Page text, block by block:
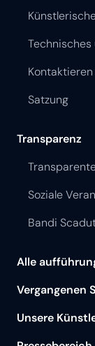
Kontaktieren
Satzung
Transparenz
Soziale
Bandi
Alle
Vergangenen
Unsere